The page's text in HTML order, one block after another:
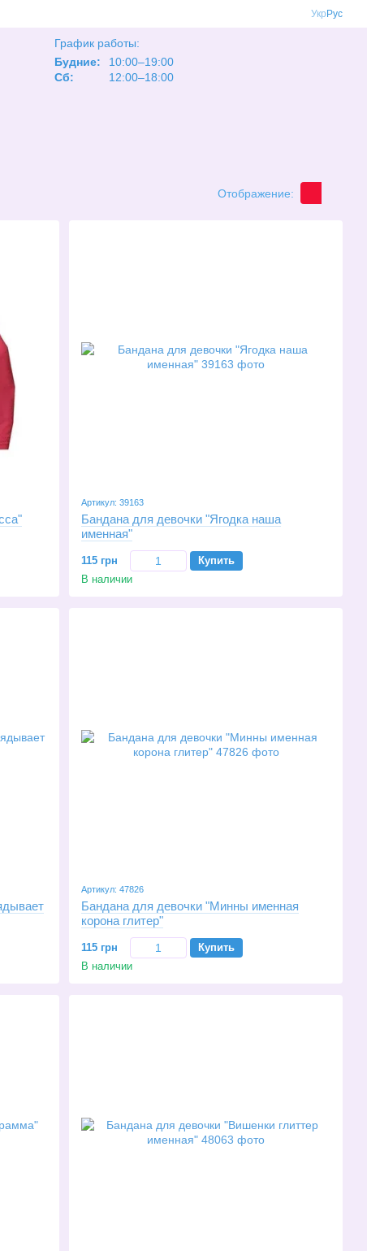
Укр Рус
График работы:
Будние:
10:00–19:00
Сб:
12:00–18:00
Отображение:
Артикул: 39163
Бандана для девочки "Ягодка наша
именная"
115 грн
Купить
В наличии
Артикул: 47826
Бандана для девочки "Минны именная
корона глитер"
115 грн
Купить
В наличии